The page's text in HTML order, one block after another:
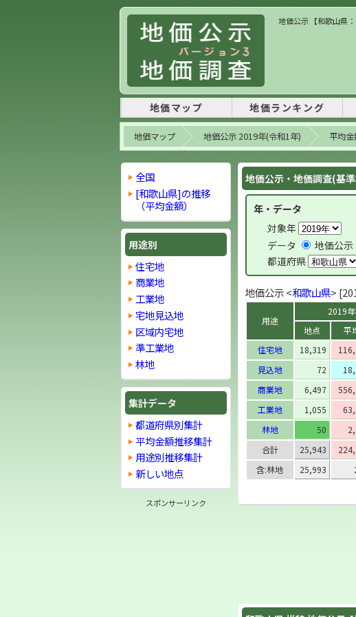
地価公示 【和歌山県
地価マップ 地価ランキング
地価マップ 地価公示 2019年(令和1年) 平均
地価公示・地価調査(基
年・データ
対象年
データ
地価公示
都道府県
地価公示 <和歌山県>
用途
2019年
地点
平
住宅地
18,319
見込地
72
商業地
6,497
工業地
1,055
林地
50
合計
25,943
含:林地
25,993
全国
[和歌山県]の推移
（平均金額）
用途別
住宅地
商業地
工業地
宅地見込地
区域内宅地
準工業地
林地
集計データ
都道府県別集計
平均金額推移集計
用途別推移集計
新しい地点
スポンサーリンク